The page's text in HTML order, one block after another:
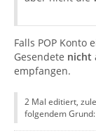
Falls POP
Gesendete nicht
empfangen.
2 Mal editiert,
folgendem